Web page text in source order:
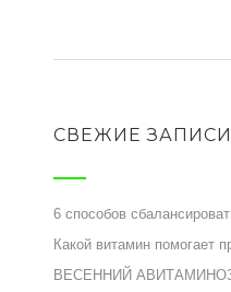
СВЕЖИЕ ЗАПИСИ
6 способов
Какой витамин помогает
ВЕСЕННИЙ